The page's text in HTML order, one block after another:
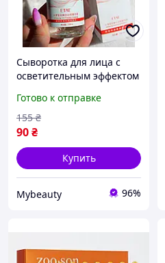
Сыворотка для лица с
осветительным эффектом
Whitening Essence
Готово к отправке
90₴
155 ₴
Купить
Mybeauty 96%